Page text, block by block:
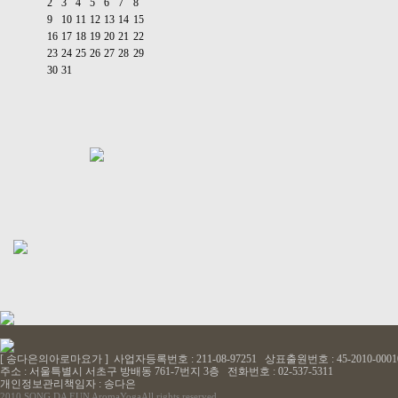
9
10 11 12 13 14 15
16 17 18 19 20 21 22
23 24 25 26 27 28 29
30 31
[ 송다은의아로마요가 ] 사업자등록번호 : 211-08-97251 상표출원번호 : 45-2010-
주소 : 서울특별시 서초구 방배동 761-7번지 3층 전화번호 : 02-537-5311
개인정보관리책임자 : 송다은